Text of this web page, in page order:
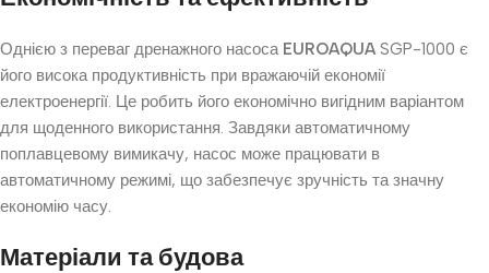
Однією з переваг дренажного насоса EUROAQUA SGP-1000 є
його висока продуктивність при вражаючій економії
електроенергії. Це робить його економічно вигідним варіантом
для щоденного використання. Завдяки автоматичному
поплавцевому вимикачу, насос може працювати в
автоматичному режимі, що забезпечує зручність та значну
економію часу.
Матеріали та будова